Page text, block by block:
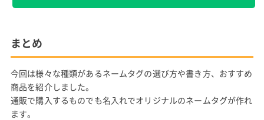
まとめ
今回は様々な種類があるネームタグの選び方や書き方、おすすめ
商品を紹介しました。
通販で購入するものでも名入れでオリジナルのネームタグが作れ
ます。